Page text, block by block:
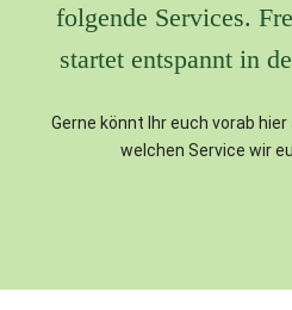
folgende Services.
startet entspannt in
Gerne könnt Ihr euch vorab
welchen Service wir